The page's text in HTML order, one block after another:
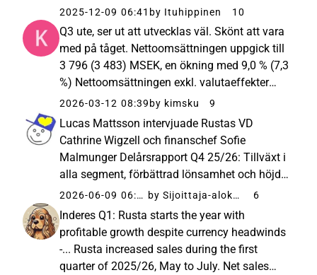
October. Net sales excluding currency effects
increased by 9.3 percent (5.1). Net sales
amounted to MSEK... Fin EPS...
2025-12-09 06:41 by Ituhippinen 10
Q3 ute, ser ut att utvecklas väl. Skönt att vara
med på tåget. Nettoomsättningen uppgick till
3 796 (3 483) MSEK, en ökning med 9,0 % (7,3
%) Nettoomsättningen exkl. valutaeffekter
ökade under kvartalet med 10,5 % (7,6 %) LFL-
försäljningen exkl. valutaeffekter ökade med
6,5 % (4,...
2026-03-12 08:39 by kimsku 9
Lucas Mattsson intervjuade Rustas VD
Cathrine Wigzell och finanschef Sofie
Malmunger Delårsrapport Q4 25/26: Tillväxt i
alla segment, förbättrad lönsamhet och höjd
utdelning Rusta ökade försäljningen i alla
segment och förbättrade lönsamheten under
det fjärde kvartalet 2025/26, februari...
2026-06-09 06:05 by Sijoittaja-alokas 6
Inderes Q1: Rusta starts the year with
profitable growth despite currency headwinds
-... Rusta increased sales during the first
quarter of 2025/26, May to July. Net sales